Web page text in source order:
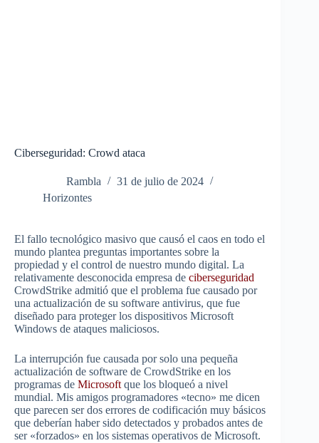
Ciberseguridad: Crowd ataca
Rambla
31 de julio de 2024
Horizontes
El fallo tecnológico masivo que causó el caos en todo el
mundo plantea preguntas importantes sobre la
propiedad y el control de nuestro mundo digital. La
relativamente desconocida empresa de ciberseguridad
CrowdStrike admitió que el problema fue causado por
una actualización de su software antivirus, que fue
diseñado para proteger los dispositivos Microsoft
Windows de ataques maliciosos.
La interrupción fue causada por solo una pequeña
actualización de software de CrowdStrike en los
programas de Microsoft que los bloqueó a nivel
mundial. Mis amigos programadores «tecno» me dicen
que parecen ser dos errores de codificación muy básicos
que deberían haber sido detectados y probados antes de
ser «forzados» en los sistemas operativos de Microsoft.